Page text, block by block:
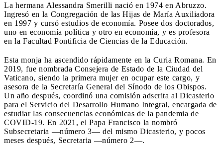
La hermana Alessandra Smerilli nació en 1974 en Abruzzo.
Ingresó en la Congregación de las Hijas de María Auxiliadora
en 1997 y cursó estudios de economía. Posee dos doctorados,
uno en economía política y otro en economía, y es profesora
en la Facultad Pontificia de Ciencias de la Educación.
Esta monja ha ascendido rápidamente en la Curia Romana. En
2019, fue nombrada Consejera de Estado de la Ciudad del
Vaticano, siendo la primera mujer en ocupar este cargo, y
asesora de la Secretaría General del Sínodo de los Obispos.
Un año después, coordinó una comisión adscrita al Dicasterio
para el Servicio del Desarrollo Humano Integral, encargada de
estudiar las consecuencias económicas de la pandemia de
COVID-19. En 2021, el Papa Francisco la nombró
Subsecretaria —número 3— del mismo Dicasterio, y pocos
meses después, Secretaria —número 2—.